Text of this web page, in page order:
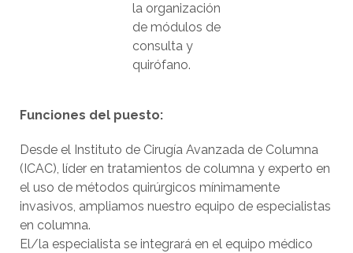
la organización
de módulos de
consulta y
quirófano.
Funciones del puesto:
Desde el Instituto de Cirugía Avanzada de Columna
(ICAC), líder en tratamientos de columna y experto en
el uso de métodos quirúrgicos mínimamente
invasivos, ampliamos nuestro equipo de especialistas
en columna.
El/la especialista se integrará en el equipo médico